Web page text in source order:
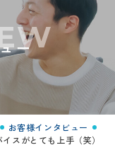
ー
お客様インタビュー
スがとても上手（笑）